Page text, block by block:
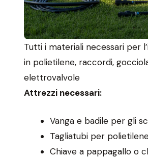
Tutti i materiali necessari per
in polietilene, raccordi,
elettrovalvole
Attrezzi necessari:
Vanga e badile per gli
Tagliatubi per
Chiave a pappagallo o